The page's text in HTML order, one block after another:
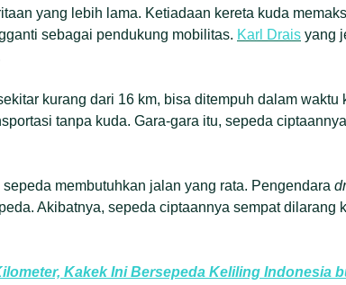
yang lebih lama. Ketiadaan kereta kuda
sebagai pendukung mobilitas. Karl Drais yang
kurang dari 16 km, bisa ditempuh dalam waktu
tanpa kuda. Gara-gara itu, sepeda
membutuhkan jalan yang rata. Pengendara
Akibatnya, sepeda ciptaannya sempat dilarang
Kakek Ini Bersepeda Keliling Indonesia